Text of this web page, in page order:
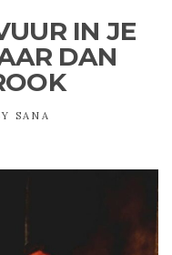
C
H
F
O
R
M
IN JE
DAN
SANA